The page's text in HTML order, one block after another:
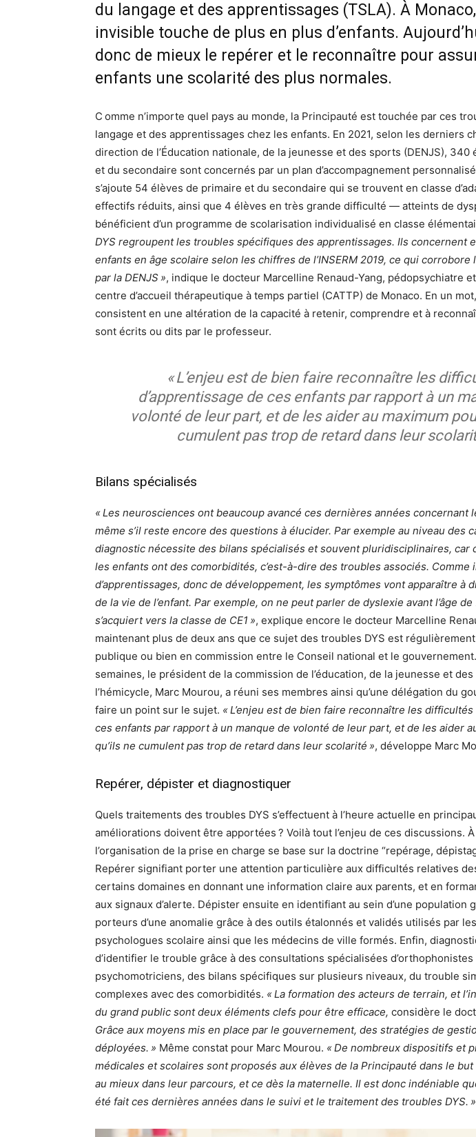
du langage et des apprentissages (TSLA). À
invisible touche de plus en plus d’enfants.
donc de mieux le repérer et le reconnaître pour
enfants une scolarité des plus normales.
C omme n’importe quel pays au monde, la Principauté est touchée par ces
langage et des apprentissages chez les enfants. En 2021, selon les derniers
direction de l’Éducation nationale, de la jeunesse et des sports (DENJS), 340
et du secondaire sont concernés par un plan d’accompagnement
s’ajoute 54 élèves de primaire et du secondaire qui se trouvent en classe
effectifs réduits, ainsi que 4 élèves en très grande difficulté — atteints de
bénéficient d’un programme de scolarisation individualisé en classe
DYS regroupent les troubles spécifiques des apprentissages. Ils concernent
enfants en âge scolaire selon les chiffres de l’INSERM 2019, ce qui
par la DENJS », indique le docteur Marcelline Renaud-Yang, pédopsychiatre
centre d’accueil thérapeutique à temps partiel (CATTP) de Monaco. En un
consistent en une altération de la capacité à retenir, comprendre et à
sont écrits ou dits par le professeur.
« L’enjeu est de bien faire reconnaître les
d’apprentissage de ces enfants par rapport à un
volonté de leur part, et de les aider au maximum
cumulent pas trop de retard dans leur
Bilans spécialisés
« Les neurosciences ont beaucoup avancé ces dernières années concernant
même s’il reste encore des questions à élucider. Par exemple au niveau des
diagnostic nécessite des bilans spécialisés et souvent pluridisciplinaires, car
les enfants ont des comorbidités, c’est-à-dire des troubles associés. Comme
d’apprentissages, donc de développement, les symptômes vont apparaître à
de la vie de l’enfant. Par exemple, on ne peut parler de dyslexie avant l’âge
s’acquiert vers la classe de CE1 », explique encore le docteur Marcelline
maintenant plus de deux ans que ce sujet des troubles DYS est
publique ou bien en commission entre le Conseil national et le
semaines, le président de la commission de l’éducation, de la jeunesse et
l’hémicycle, Marc Mourou, a réuni ses membres ainsi qu’une délégation du
faire un point sur le sujet. « L’enjeu est de bien faire reconnaître les difficultés
ces enfants par rapport à un manque de volonté de leur part, et de les aider
qu’ils ne cumulent pas trop de retard dans leur scolarité », développe Marc
Repérer, dépister et diagnostiquer
Quels traitements des troubles DYS s’effectuent à l’heure actuelle en
améliorations doivent être apportées ? Voilà tout l’enjeu de ces discussions.
l’organisation de la prise en charge se base sur la doctrine “repérage,
Repérer signifiant porter une attention particulière aux difficultés relatives
certains domaines en donnant une information claire aux parents, et en
aux signaux d’alerte. Dépister ensuite en identifiant au sein d’une population
porteurs d’une anomalie grâce à des outils étalonnés et validés utilisés par
psychologues scolaire ainsi que les médecins de ville formés. Enfin,
d’identifier le trouble grâce à des consultations spécialisées d’orthophonistes
psychomotriciens, des bilans spécifiques sur plusieurs niveaux, du trouble
complexes avec des comorbidités. « La formation des acteurs de terrain, et
du grand public sont deux éléments clefs pour être efficace, considère le
Grâce aux moyens mis en place par le gouvernement, des stratégies de
déployées. » Même constat pour Marc Mourou. « De nombreux dispositifs et
médicales et scolaires sont proposés aux élèves de la Principauté dans le
au mieux dans leur parcours, et ce dès la maternelle. Il est donc indéniable
été fait ces dernières années dans le suivi et le traitement des troubles DYS. »